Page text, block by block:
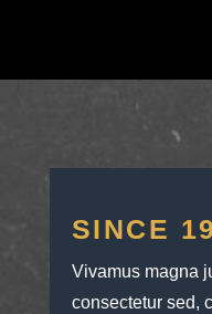
SINCE
Vivamus magna
consectetur sed,